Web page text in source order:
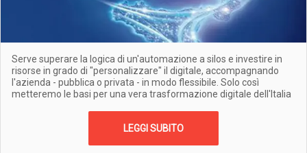
Serve superare la logica di un'automazione a silos e investire in
risorse in grado di "personalizzare" il digitale, accompagnando
l'azienda - pubblica o privata - in modo flessibile. Solo così
metteremo le basi per una vera trasformazione digitale dell'Italia
LEGGI SUBITO